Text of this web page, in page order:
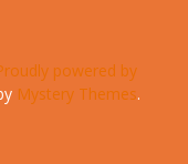
powered by
Mystery Themes.